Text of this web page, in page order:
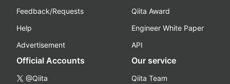
Feedback/Requests
Help
Advertisement
Qiita Award
Engineer White Paper
API
Official Accounts
@Qiita
Our service
Qiita Team